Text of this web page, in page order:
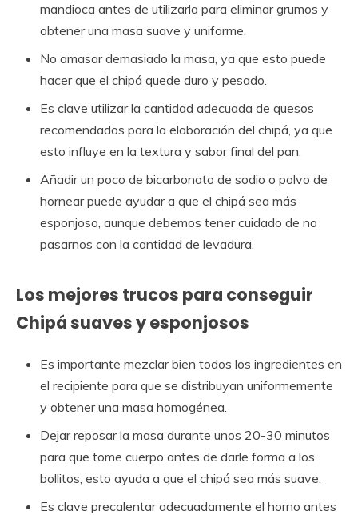
mandioca antes de utilizarla para eliminar grumos y
obtener una masa suave y uniforme.
No amasar demasiado la masa, ya que esto puede
hacer que el chipá quede duro y pesado.
Es clave utilizar la cantidad adecuada de quesos
recomendados para la elaboración del chipá, ya que
esto influye en la textura y sabor final del pan.
Añadir un poco de bicarbonato de sodio o polvo de
hornear puede ayudar a que el chipá sea más
esponjoso, aunque debemos tener cuidado de no
pasarnos con la cantidad de levadura.
Los mejores trucos para conseguir
Chipá suaves y esponjosos
Es importante mezclar bien todos los ingredientes en
el recipiente para que se distribuyan uniformemente
y obtener una masa homogénea.
Dejar reposar la masa durante unos 20-30 minutos
para que tome cuerpo antes de darle forma a los
bollitos, esto ayuda a que el chipá sea más suave.
Es clave precalentar adecuadamente el horno antes